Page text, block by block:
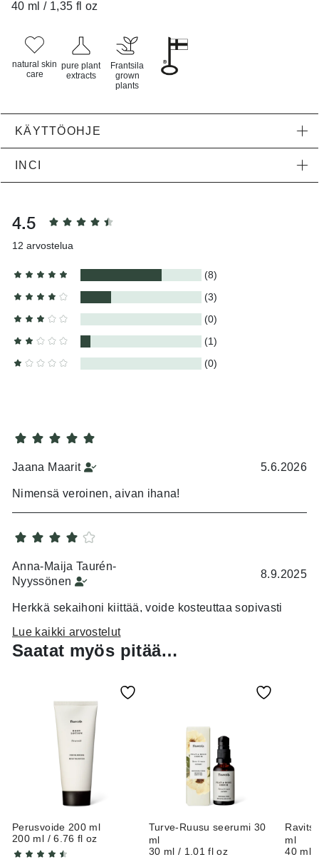
40 ml / 1,35 fl oz
natural skin
care
pure plant
extracts
Frantsila
grown
plants
KÄYTTÖOHJE
INCI
4.5
12 arvostelua
(8)
(3)
(0)
(1)
(0)
Jaana Maarit 5.6.2026
Nimensä veroinen, aivan ihana!
Anna-Maija Taurén-
Nyyssönen
8.9.2025
Herkkä sekaihoni kiittää, voide kosteuttaa sopivasti
26.6.2025
Imeytyy nopeasti.
Monika Elisabeth Högström
Minulla erittäin pintakuiva,kutiseva iho kasvoissa. Ei
toiminut minun iholla. Mielyttävä koostumus.
Lue kaikki arvostelut
Saatat myös pitää…
Perusvoide 200 ml
200 ml / 6.76 fl oz
Turve-Ruusu seerumi 30
ml
30 ml / 1.01 fl oz
ml
40 ml